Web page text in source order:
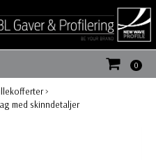
0
>
med skinndetaljer